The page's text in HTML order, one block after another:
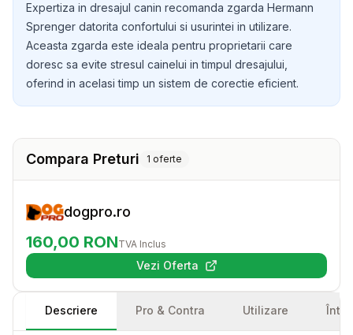
dumneavoastra.
Expertiza in dresajul canin recomanda zgarda Hermann
Sprenger datorita confortului si usurintei in utilizare.
Aceasta zgarda este ideala pentru proprietarii care
doresc sa evite stresul cainelui in timpul dresajului,
oferind in acelasi timp un sistem de corectie eficient.
Compara Preturi 1 oferte
dogpro.ro
160,00 RONTVA Inclus
Vezi Oferta(se deschide într-o filă nouă)
Descriere Pro & Contra Utilizare